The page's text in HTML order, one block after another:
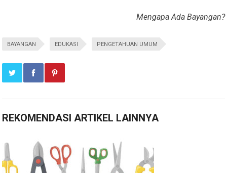
Mengapa Ada Bayangan?
BAYANGAN EDUKASI PENGETAHUAN UMUM
REKOMENDASI ARTIKEL LAINNYA